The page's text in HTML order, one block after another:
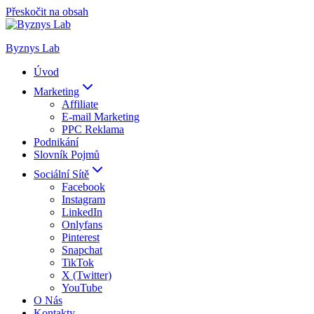
Přeskočit na obsah
Byznys Lab
Úvod
Marketing
Affiliate
E-mail Marketing
PPC Reklama
Podnikání
Slovník Pojmů
Sociální Sítě
Facebook
Instagram
LinkedIn
Onlyfans
Pinterest
Snapchat
TikTok
X (Twitter)
YouTube
O Nás